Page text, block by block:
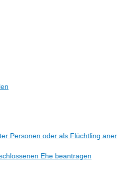
Personen oder als Flüchtling
Ehe beantragen